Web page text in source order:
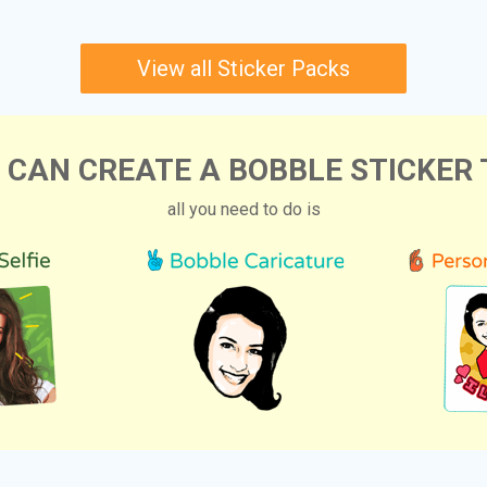
View all Sticker Packs
CAN CREATE A BOBBLE STICKER
all you need to do is